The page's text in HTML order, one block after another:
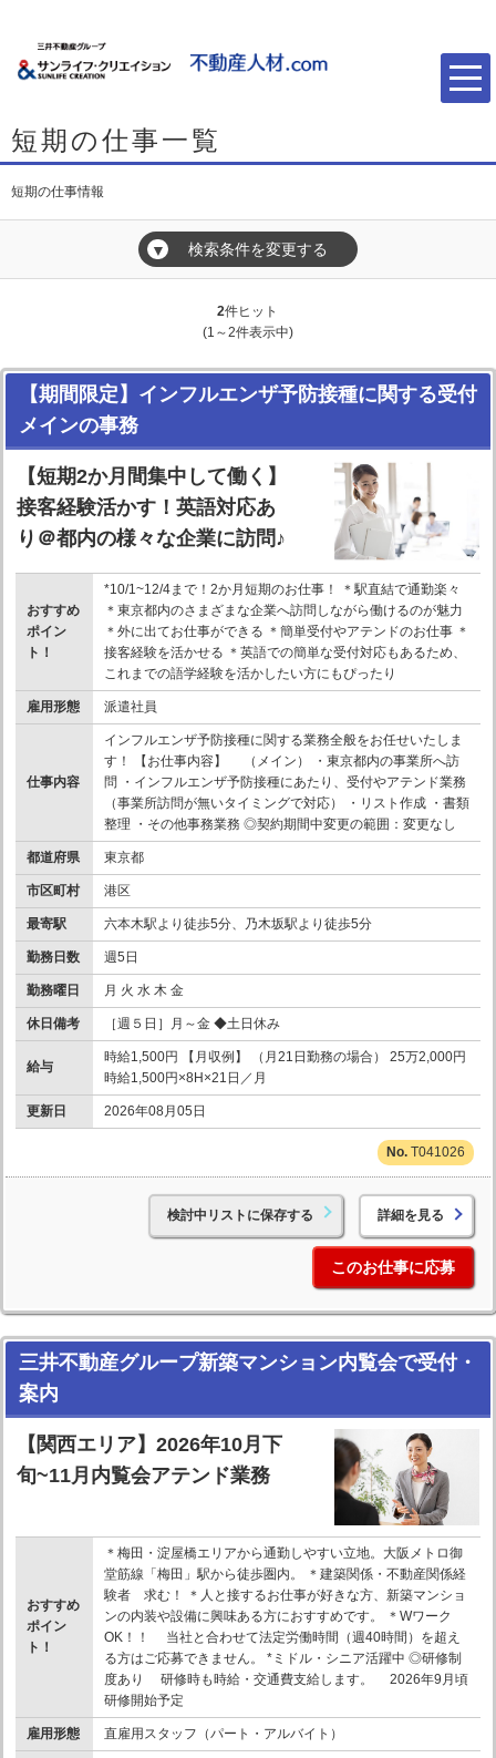
短期の仕事一覧
短期の仕事情報
▼ 検索条件を変更する
2件ヒット
(1～2件表示中)
【期間限定】インフルエンザ予防接種に関する受付
メインの事務
【短期2か月間集中して働く】
接客経験活かす！英語対応あ
り＠都内の様々な企業に訪問♪
おすすめ
ポイン
ト！
*10/1~12/4まで！2か月短期のお仕事！ ＊駅直結で通勤楽々
＊東京都内のさまざまな企業へ訪問しながら働けるのが魅力
＊外に出てお仕事ができる ＊簡単受付やアテンドのお仕事 ＊
接客経験を活かせる ＊英語での簡単な受付対応もあるため、
これまでの語学経験を活かしたい方にもぴったり
雇用形態 派遣社員
仕事内容
インフルエンザ予防接種に関する業務全般をお任せいたしま
す！ 【お仕事内容】 （メイン） ・東京都内の事業所へ訪
問 ・インフルエンザ予防接種にあたり、受付やアテンド業務
（事業所訪問が無いタイミングで対応） ・リスト作成 ・書類
整理 ・その他事務業務 ◎契約期間中変更の範囲：変更なし
都道府県 東京都
市区町村 港区
最寄駅 六本木駅より徒歩5分、乃木坂駅より徒歩5分
勤務日数 週5日
勤務曜日 月 火 水 木 金
休日備考 ［週５日］月～金 ◆土日休み
給与
時給1,500円 【月収例】 （月21日勤務の場合） 25万2,000円
時給1,500円×8H×21日／月
更新日 2026年08月05日
T041026
検討中リストに保存する 詳細を見る
このお仕事に応募
三井不動産グループ新築マンション内覧会で受付・
案内
【関西エリア】2026年10月下
旬~11月内覧会アテンド業務
おすすめ
ポイン
ト！
＊梅田・淀屋橋エリアから通勤しやすい立地。大阪メトロ御
堂筋線「梅田」駅から徒歩圏内。 ＊建築関係・不動産関係経
験者 求む！ ＊人と接するお仕事が好きな方、新築マンショ
ンの内装や設備に興味ある方におすすめです。 ＊Wワーク
OK！！ 当社と合わせて法定労働時間（週40時間）を超え
る方はご応募できません。 *ミドル・シニア活躍中 ◎研修制
度あり 研修時も時給・交通費支給します。 2026年9月頃
研修開始予定
雇用形態 直雇用スタッフ（パート・アルバイト）